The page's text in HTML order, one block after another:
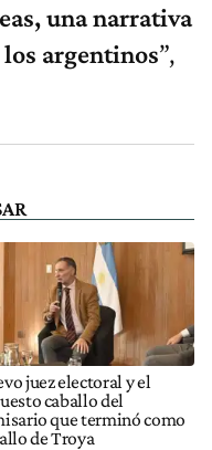
una narrativa
argentinos”,
juez electoral y el
caballo del
que terminó como
de Troya